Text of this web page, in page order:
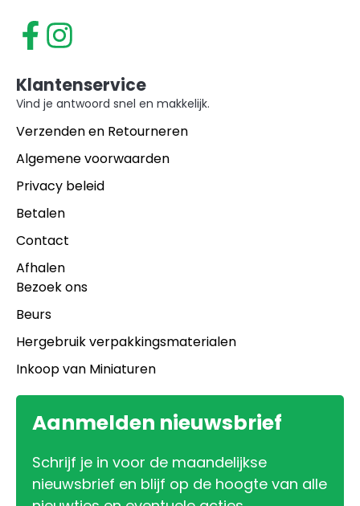
Klantenservice
Vind je antwoord snel en makkelijk.
Verzenden en Retourneren
Algemene voorwaarden
Privacy beleid
Betalen
Contact
Afhalen
Bezoek ons
Beurs
Hergebruik verpakkingsmaterialen
Inkoop van Miniaturen
Aanmelden nieuwsbrief
Schrijf je in voor de maandelijkse
nieuwsbrief en blijf op de hoogte van alle